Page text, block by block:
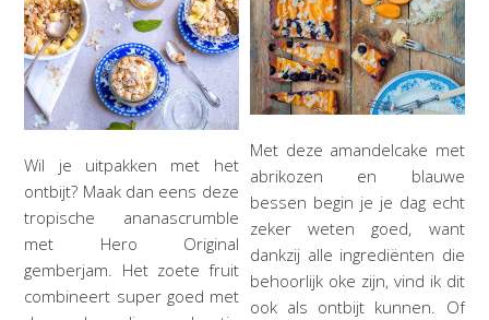
Wil je uitpakken met het
ontbijt? Maak dan eens deze
tropische ananascrumble
met Hero Original
gemberjam. Het zoete fruit
combineert super goed met
Met deze amandelcake met
abrikozen en blauwe
bessen begin je je dag echt
zeker weten goed, want
dankzij alle ingrediënten die
behoorlijk oke zijn, vind ik dit
ook als ontbijt kunnen. Of